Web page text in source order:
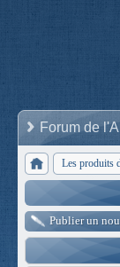
Forum de
Les produits
Publier un